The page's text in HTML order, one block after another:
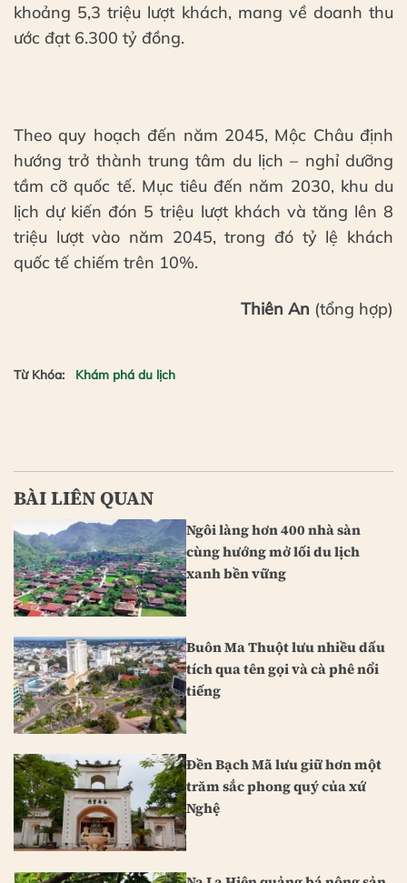
khoảng 5,3 triệu lượt khách, mang về doanh thu
ước đạt 6.300 tỷ đồng.
Theo quy hoạch đến năm 2045, Mộc Châu định
hướng trở thành trung tâm du lịch – nghỉ dưỡng
tầm cỡ quốc tế. Mục tiêu đến năm 2030, khu du
lịch dự kiến đón 5 triệu lượt khách và tăng lên 8
triệu lượt vào năm 2045, trong đó tỷ lệ khách
quốc tế chiếm trên 10%.
Thiên An (tổng hợp)
Từ Khóa: Khám phá du lịch
BÀI LIÊN QUAN
Ngôi làng hơn 400 nhà sàn
cùng hướng mở lối du lịch
xanh bền vững
Buôn Ma Thuột lưu nhiều dấu
tích qua tên gọi và cà phê nổi
tiếng
Đền Bạch Mã lưu giữ hơn một
trăm sắc phong quý của xứ
Nghệ